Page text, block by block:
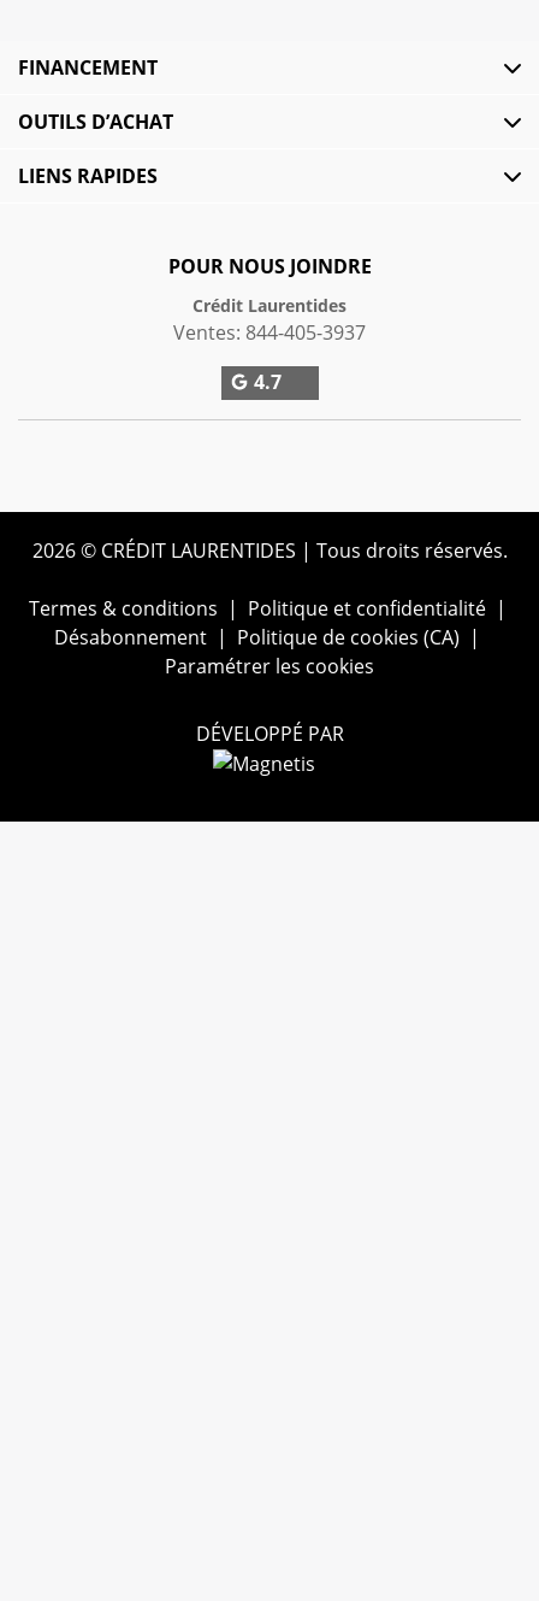
POUR NOUS JOINDRE
Crédit Laurentides
Ventes: 844-405-3937
4.7
FINANCEMENT
OUTILS D’ACHAT
LIENS RAPIDES
2026 © CRÉDIT LAURENTIDES | Tous droits réservés.
Termes & conditions | Politique et confidentialité|
Désabonnement | Politique de cookies (CA) |
Paramétrer les cookies
DÉVELOPPÉ PAR